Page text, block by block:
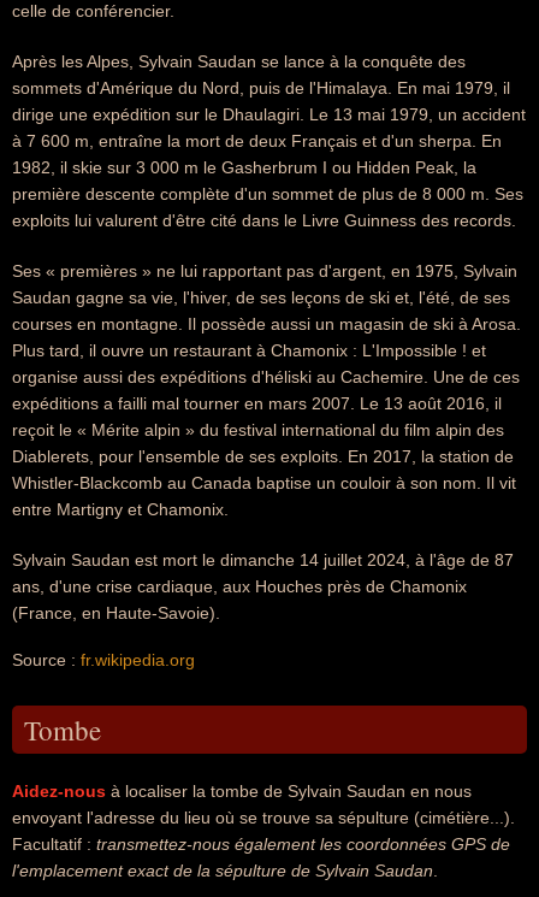
celle de conférencier.
Après les Alpes, Sylvain Saudan se lance à la conquête des
sommets d'Amérique du Nord, puis de l'Himalaya. En mai 1979, il
dirige une expédition sur le Dhaulagiri. Le 13 mai 1979, un accident
à 7 600 m, entraîne la mort de deux Français et d'un sherpa. En
1982, il skie sur 3 000 m le Gasherbrum I ou Hidden Peak, la
première descente complète d'un sommet de plus de 8 000 m. Ses
exploits lui valurent d'être cité dans le Livre Guinness des records.
Ses « premières » ne lui rapportant pas d'argent, en 1975, Sylvain
Saudan gagne sa vie, l'hiver, de ses leçons de ski et, l'été, de ses
courses en montagne. Il possède aussi un magasin de ski à Arosa.
Plus tard, il ouvre un restaurant à Chamonix : L'Impossible ! et
organise aussi des expéditions d'héliski au Cachemire. Une de ces
expéditions a failli mal tourner en mars 2007. Le 13 août 2016, il
reçoit le « Mérite alpin » du festival international du film alpin des
Diablerets, pour l'ensemble de ses exploits. En 2017, la station de
Whistler-Blackcomb au Canada baptise un couloir à son nom. Il vit
entre Martigny et Chamonix.
Sylvain Saudan est mort le dimanche 14 juillet 2024, à l'âge de 87
ans, d'une crise cardiaque, aux Houches près de Chamonix
(France, en Haute-Savoie).
Source : fr.wikipedia.org
Tombe
Aidez-nous à localiser la tombe de Sylvain Saudan en nous
envoyant l'adresse du lieu où se trouve sa sépulture (cimétière...).
Facultatif : transmettez-nous également les coordonnées GPS de
l'emplacement exact de la sépulture de Sylvain Saudan